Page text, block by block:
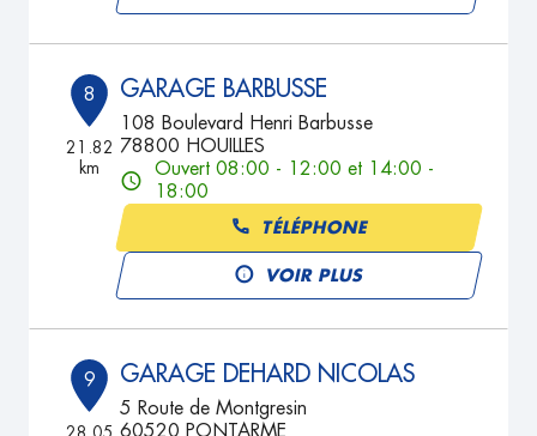
8
21.82
km
GARAGE BARBUSSE
108 Boulevard Henri Barbusse
78800 HOUILLES
Ouvert 08:00 - 12:00 et 14:00 -
18:00
TÉLÉPHONE
VOIR PLUS
9
28.05
GARAGE DEHARD NICOLAS
5 Route de Montgresin
60520 PONTARME